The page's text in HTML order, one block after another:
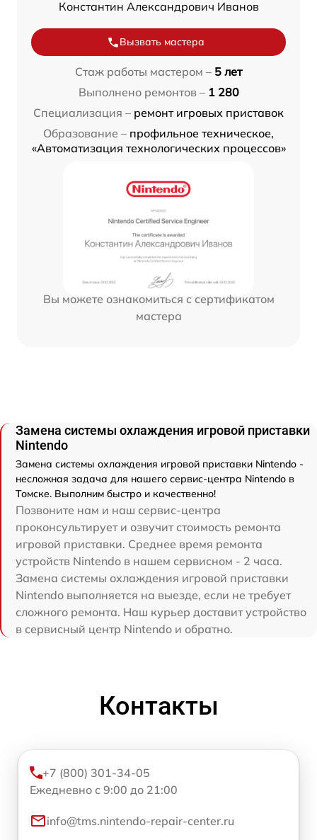
Константин Александрович Иванов
Вызвать мастера
Стаж работы мастером – 5 лет
Выполнено ремонтов – 1 280
Специализация – ремонт игровых приставок
Образование – профильное техническое,
«Автоматизация технологических процессов»
Вы можете ознакомиться с сертификатом
мастера
Замена системы охлаждения игровой приставки
Nintendo
Замена системы охлаждения игровой приставки Nintendo -
несложная задача для нашего сервис-центра Nintendo в
Томске. Выполним быстро и качественно!
Позвоните нам и наш сервис-центра
проконсультирует и озвучит стоимость ремонта
игровой приставки. Среднее время ремонта
устройств Nintendo в нашем сервисном - 2 часа.
Замена системы охлаждения игровой приставки
Nintendo выполняется на выезде, если не требует
сложного ремонта. Наш курьер доставит устройство
в сервисный центр Nintendo и обратно.
Контакты
+7 (800) 301-34-05
Ежедневно с 9:00 до 21:00
info@tms.nintendo-repair-center.ru